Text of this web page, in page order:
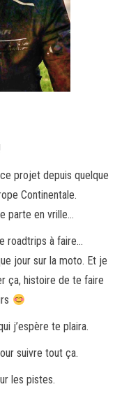
projet depuis quelque
Continentale.
parte en vrille…
roadtrips à faire…
jour sur la moto. Et je
ça, histoire de te faire
j’espère te plaira.
suivre tout ça.
les pistes.